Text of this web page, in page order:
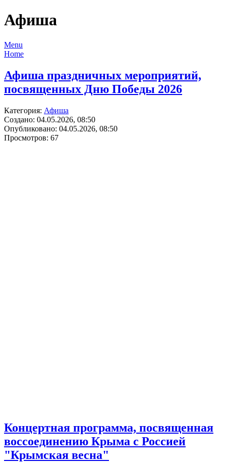
Афиша
Menu
Home
Афиша праздничных мероприятий,
посвященных Дню Победы 2026
Категория: Афиша
Создано: 04.05.2026, 08:50
Опубликовано: 04.05.2026, 08:50
Просмотров: 67
Концертная программа, посвященная
воссоединению Крыма с Россией
"Крымская весна"